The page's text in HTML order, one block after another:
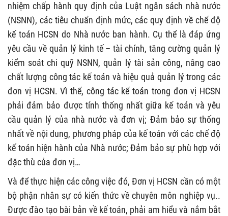
nhiệm chấp hành quy định của Luật ngân sách nhà nước
(NSNN), các tiêu chuẩn định mức, các quy định về chế độ
kế toán HCSN do Nhà nước ban hành. Cụ thể là đáp ứng
yêu cầu về quản lý kinh tế – tài chính, tăng cường quản lý
kiểm soát chi quỹ NSNN, quản lý tài sản công, nâng cao
chất lượng công tác kế toán và hiệu quả quản lý trong các
đơn vị HCSN. Vì thế, công tác kế toán trong đơn vị HCSN
phải đảm bảo được tính thống nhất giữa kế toán và yêu
cầu quản lý của nhà nước và đơn vị; Đảm bảo sự thống
nhất về nội dung, phương pháp của kế toán với các chế độ
kế toán hiện hành của Nhà nước; Đảm bảo sự phù hợp với
đặc thù của đơn vị…
Và để thực hiện các công việc đó, Đơn vị HCSN cần có một
bộ phận nhân sự có kiến thức về chuyên môn nghiệp vụ..
Được đào tạo bài bản về kế toán, phải am hiểu và nắm bắt